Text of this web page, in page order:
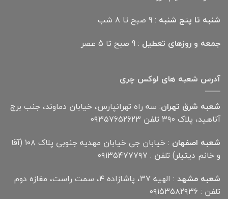
شنبه تا پنج شنبه : 9 صبح تا 8 شب
جمعه و روزهای تعطیل : 9 صبح تا 5 عصر
آدرس شعبه های لوکس چری
شعبه شرق تهران: سه راه تهرانپارس، خیابان دماوند، جنب برج
آناهید، پلاک ۳۹۰ تلفن ۰۹۳۵۷۶۵۲۶۲۳
شعبه اصفهان
: خیابان جی خیابان مهدیه جنوبی پلاک ۱۰۸ (آقا
و خانم دیتیلر) تلفن : ۰۹۱۳۵۴۷۷۷۹۷
شعبه مشهد
: الهیه ۳۷، پاشازاده ۴، سمت راست، مغازه دوم
تلفن : ۰۹۱۵۳۵۸۲۹۳۶